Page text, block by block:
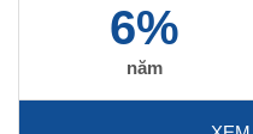
6%
năm